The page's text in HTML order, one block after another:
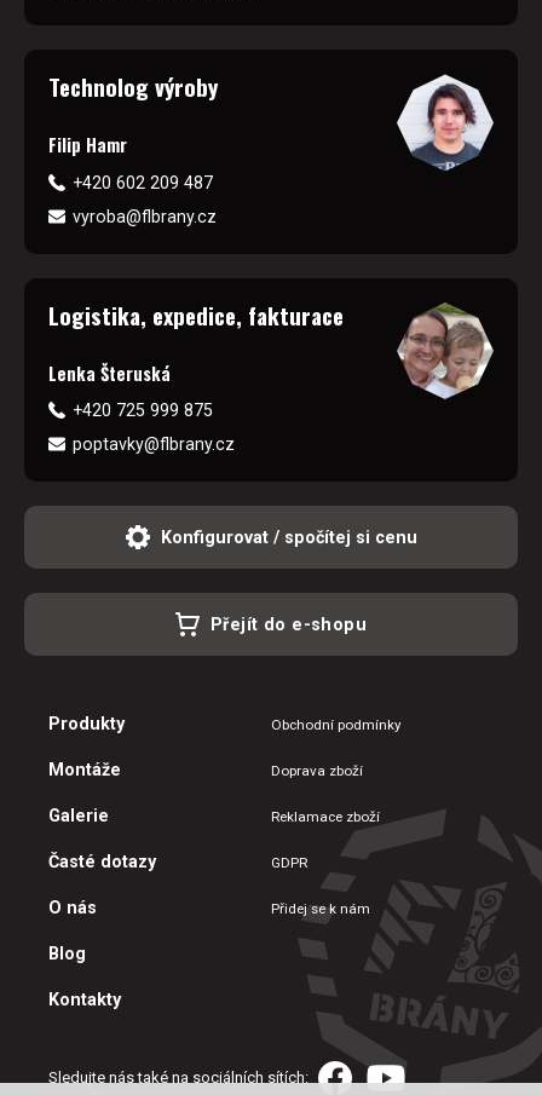
Technolog výroby
Filip Hamr
+420 602 209 487
vyroba@flbrany.cz
Logistika, expedice, fakturace
Lenka Šteruská
+420 725 999 875
poptavky@flbrany.cz
Konfigurovat / spočítej si cenu
Přejít do e-shopu
Produkty
Montáže
Galerie
Časté dotazy
O nás
Blog
Kontakty
Obchodní podmínky
Doprava zboží
Reklamace zboží
GDPR
Přidej se k nám
Sledujte nás také na sociálních sítích: